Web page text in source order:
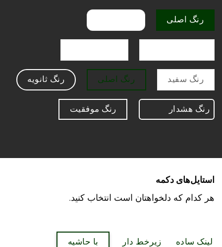
رنگ اصلی
رنگ سفید رنگ اصلی رنگ ثانویه
رنگ هشدار رنگ موفقیت
استایل‌های دکمه
هر کدام که دلخواهتان است انتخاب کنید.
لینک ساده زیرخط دار با حاشیه